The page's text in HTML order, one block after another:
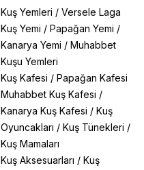
Kuş Yemleri / Versele Laga
Kuş Yemi / Papağan Yemi /
Kanarya Yemi / Muhabbet
Kuşu Yemleri
Kuş Kafesi / Papağan Kafesi
Muhabbet Kuş Kafesi /
Kanarya Kuş Kafesi / Kuş
Oyuncakları / Kuş Tünekleri /
Kuş Mamaları
Kuş Aksesuarları / Kuş